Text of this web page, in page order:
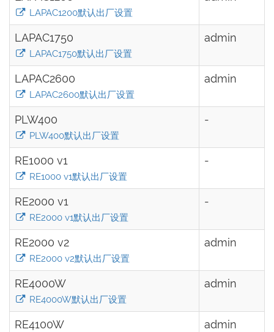
LAPAC1200默认出厂设置
LAPAC1750
LAPAC1750默认出厂设置
admin
LAPAC2600
LAPAC2600默认出厂设置
admin
PLW400
PLW400默认出厂设置
-
RE1000 v1
RE1000 v1默认出厂设置
-
RE2000 v1
RE2000 v1默认出厂设置
-
RE2000 v2
RE2000 v2默认出厂设置
admin
RE4000W
RE4000W默认出厂设置
admin
RE4100W admin